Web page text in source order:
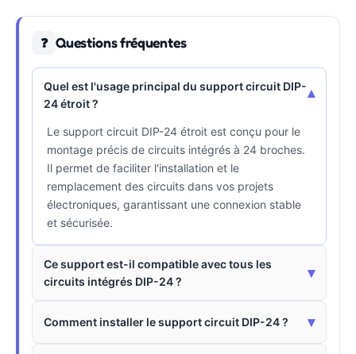
❓ Questions fréquentes
Quel est l'usage principal du support circuit DIP-
24 étroit ?
▾
Le support circuit DIP-24 étroit est conçu pour le
montage précis de circuits intégrés à 24 broches.
Il permet de faciliter l'installation et le
remplacement des circuits dans vos projets
électroniques, garantissant une connexion stable
et sécurisée.
Ce support est-il compatible avec tous les
circuits intégrés DIP-24 ?
▾
Comment installer le support circuit DIP-24 ? ▾